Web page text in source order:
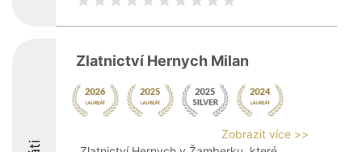
Zlatnictví Hernych Milan
Zobrazit více >>